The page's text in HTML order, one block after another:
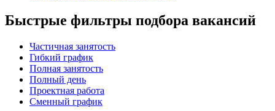
Быстрые фильтры подбора вакансий
Частичная занятость
Гибкий график
Полная занятость
Полный день
Проектная работа
Сменный график